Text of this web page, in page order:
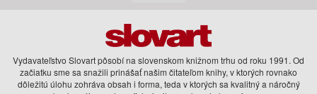
Vydavateľstvo Slovart pôsobí na slovenskom knižnom trhu od roku 1991. Od
začiatku sme sa snažili prinášať našim čitateľom knihy, v ktorých rovnako
dôležitú úlohu zohráva obsah i forma, teda v ktorých sa kvalitný a náročný